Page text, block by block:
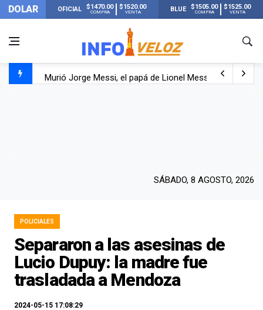
DOLAR OFICIAL $1470.00
COMPRA
$1520.00
VENTA BLUE $1505.00
COMPRA
$1525.00
VENTA
Murió Jorge Messi, el papá de Lionel Messi
SÁBADO, 8 AGOSTO, 2026
POLICIALES
Separaron a las asesinas de
Lucio Dupuy: la madre fue
trasladada a Mendoza
2024-05-15 17:08:29